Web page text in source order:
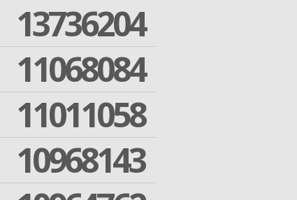
13736204
11068084
11011058
10968143